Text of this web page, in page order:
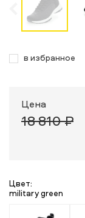
в избранное
Цена
18 810 ₽
Цвет:
military green